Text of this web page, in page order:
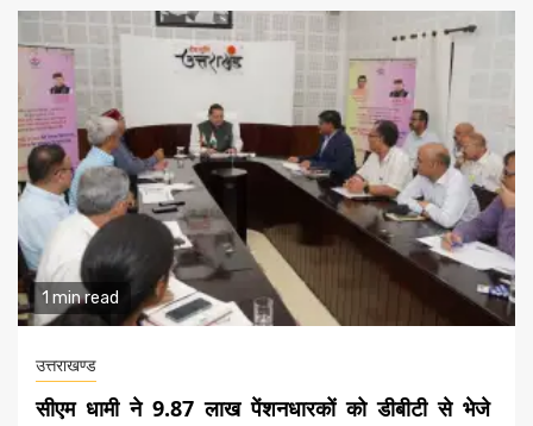
1 min read
उत्तराखण्ड
सीएम धामी ने 9.87 लाख पेंशनधारकों को डीबीटी से भेजे